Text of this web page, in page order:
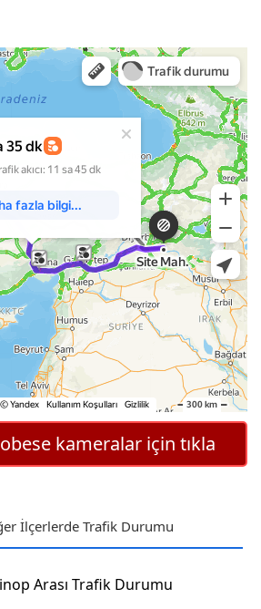
kameralar için tıkla
İlçerlerde Trafik Durumu
Arası Trafik Durumu